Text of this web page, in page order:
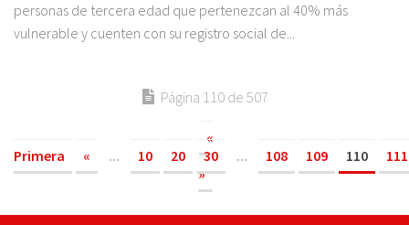
personas de tercera edad que pertenezcan al 40% más
vulnerable y cuenten con su registro social de...
Página 110 de 507
«
Primera
« ... 10 20 30 ... 108 109 110
111
»